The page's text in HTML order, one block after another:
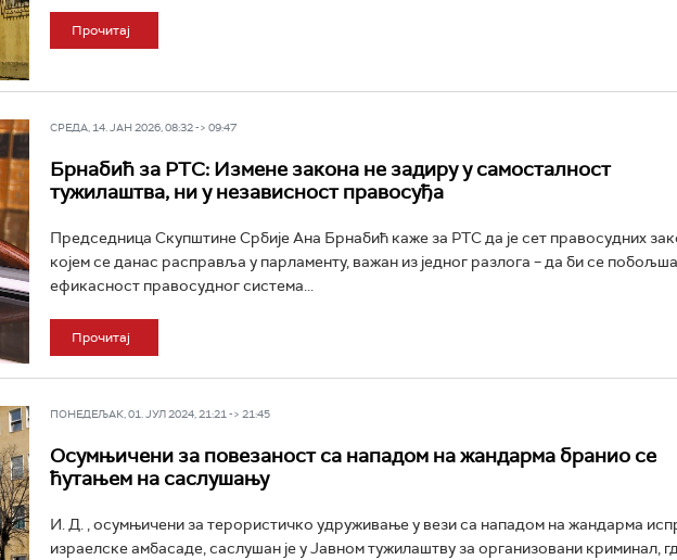
Прочитај
СРЕДА, 14. ЈАН 2026, 08:32 -> 09:47
Брнабић за РТС: Измене закона не задиру у самосталност
тужилаштва, ни у независност правосуђа
Председница Скупштине Србије Ана Брнабић каже за РТС да је сет правосудних
којем се данас расправља у парламенту, важан из једног разлога – да би се
ефикасност правосудног система...
Прочитај
ПОНЕДЕЉАК, 01. ЈУЛ 2024, 21:21 -> 21:45
Осумњичени за повезаност са нападом на жандарма бранио се
ћутањем на саслушању
И. Д. , осумњичени за терористичко удруживање у вези са нападом на жандарма
израелске амбасаде, саслушан је у Јавном тужилаштву за организовани криминал,